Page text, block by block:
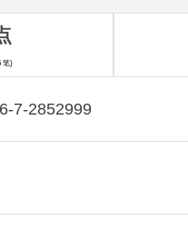
7-2852999
笔)